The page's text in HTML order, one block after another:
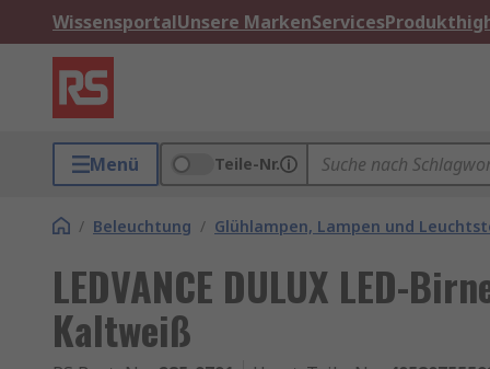
WissensportalUnsere MarkenServices
Menü Teile-Nr.
/ Beleuchtung / Glühlampen, Lampen und
LEDVANCE DULUX LED-
Kaltweiß